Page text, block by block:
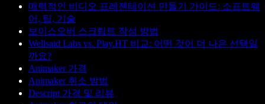
매력적인 비디오 프레젠테이션 만들기 가이드: 소프트웨
어, 팁, 기술
보이스오버 스크립트 작성 방법
Wellsaid Labs vs. Play.HT 비교: 어떤 것이 더 나은 선택일
까요?
Animaker 가격
Animaker 취소 방법
Descript 가격 및 리뷰